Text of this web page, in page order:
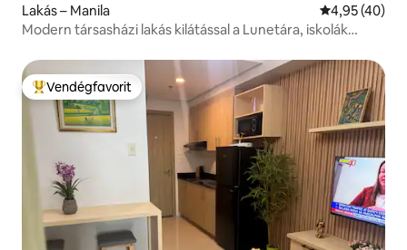
Lakás – Manila Átlagos
4,95 (40)
Modern társasházi lakás kilátással a Lunetára, iskolák
Kiemelt vendégfavorit
Vendégfavorit